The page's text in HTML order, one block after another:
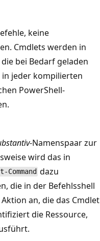
keine
Cmdlets werden in
bei Bedarf geladen
jeder kompilierten
PowerShell-
-Namenspaar zur
wird das in
Command dazu
die in der Befehlsshell
an, die das Cmdlet
die Ressource,